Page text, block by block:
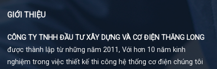
GIỚI THIỆU
CÔNG TY TNHH ĐẦU TƯ XÂY DỰNG VÀ CƠ ĐIỆN THĂNG LONG
được thành lập từ những năm 2011, Với hơn 10 năm kinh
nghiệm trong việc thiết kế thi công hệ thống cơ điện chúng tôi